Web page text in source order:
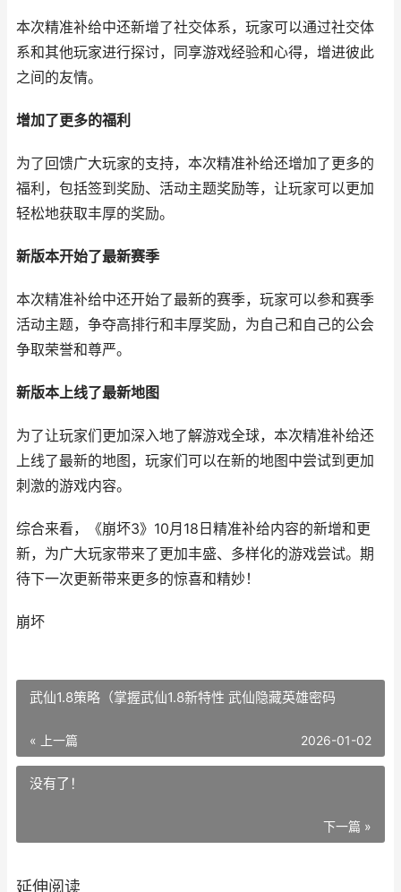
本次精准补给中还新增了社交体系，玩家可以通过社交体
系和其他玩家进行探讨，同享游戏经验和心得，增进彼此
之间的友情。
增加了更多的福利
为了回馈广大玩家的支持，本次精准补给还增加了更多的
福利，包括签到奖励、活动主题奖励等，让玩家可以更加
轻松地获取丰厚的奖励。
新版本开始了最新赛季
本次精准补给中还开始了最新的赛季，玩家可以参和赛季
活动主题，争夺高排行和丰厚奖励，为自己和自己的公会
争取荣誉和尊严。
新版本上线了最新地图
为了让玩家们更加深入地了解游戏全球，本次精准补给还
上线了最新的地图，玩家们可以在新的地图中尝试到更加
刺激的游戏内容。
综合来看，《崩坏3》10月18日精准补给内容的新增和更
新，为广大玩家带来了更加丰盛、多样化的游戏尝试。期
待下一次更新带来更多的惊喜和精妙！
崩坏
武仙1.8策略（掌握武仙1.8新特性 武仙隐藏英雄密码
« 上一篇 2026-01-02
没有了！
下一篇 »
延伸阅读